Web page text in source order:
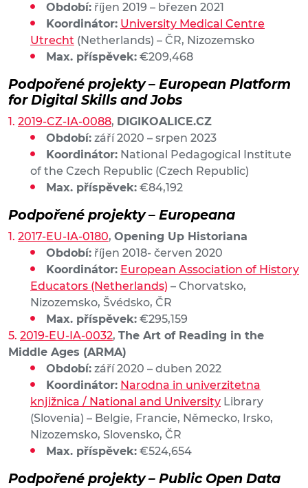
Období: říjen 2019 – březen 2021
Koordinátor: University Medical Centre
Utrecht (Netherlands) – ČR, Nizozemsko
Max. příspěvek: €209,468
Podpořené projekty – European Platform
for Digital Skills and Jobs
2019-CZ-IA-0088, DIGIKOALICE.CZ
Období: září 2020 – srpen 2023
Koordinátor: National Pedagogical Institute
of the Czech Republic (Czech Republic)
Max. příspěvek: €84,192
Podpořené projekty – Europeana
2017-EU-IA-0180, Opening Up Historiana
Období: říjen 2018- červen 2020
Koordinátor: European Association of History
Educators (Netherlands) – Chorvatsko,
Nizozemsko, Švédsko, ČR
Max. příspěvek: €295,159
2019-EU-IA-0032, The Art of Reading in the
Middle Ages (ARMA)
Období: září 2020 – duben 2022
Koordinátor: Narodna in univerzitetna
knjižnica / National and University Library
(Slovenia) – Belgie, Francie, Německo, Irsko,
Nizozemsko, Slovensko, ČR
Max. příspěvek: €524,654
Podpořené projekty – Public Open Data